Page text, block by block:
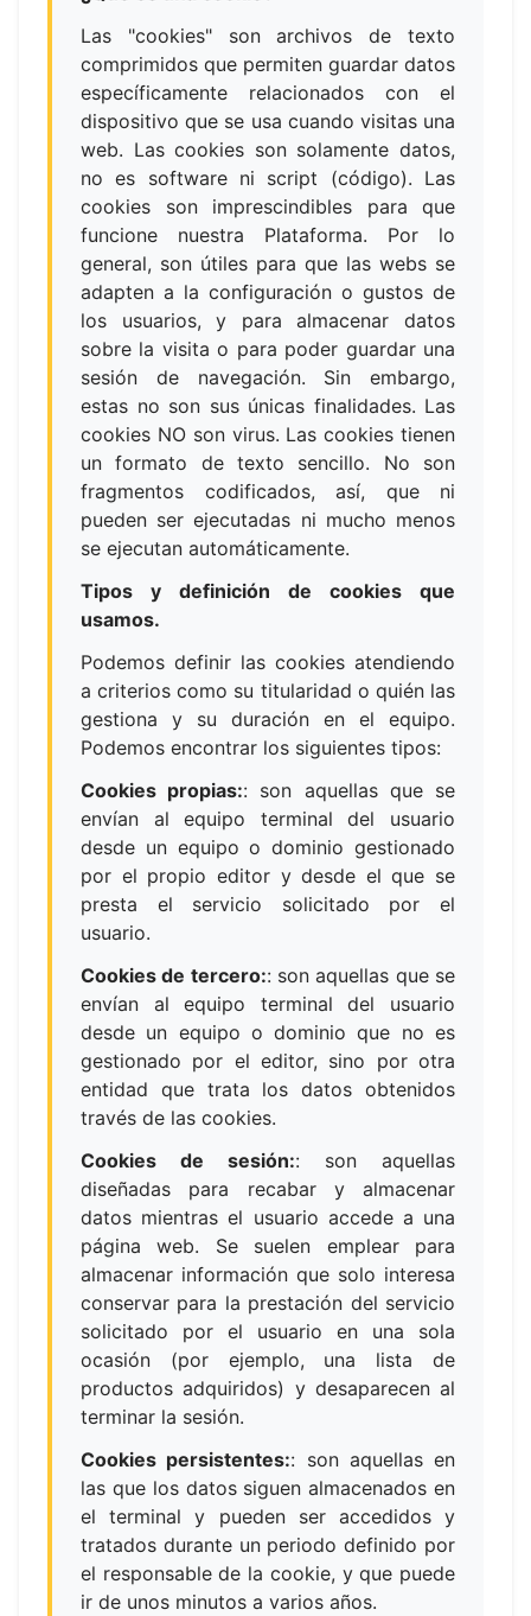
Las "cookies" son archivos de texto
comprimidos que permiten guardar datos
específicamente relacionados con el
dispositivo que se usa cuando visitas una
web. Las cookies son solamente datos,
no es software ni script (código). Las
cookies son imprescindibles para que
funcione nuestra Plataforma. Por lo
general, son útiles para que las webs se
adapten a la configuración o gustos de
los usuarios, y para almacenar datos
sobre la visita o para poder guardar una
sesión de navegación. Sin embargo,
estas no son sus únicas finalidades. Las
cookies NO son virus. Las cookies tienen
un formato de texto sencillo. No son
fragmentos codificados, así, que ni
pueden ser ejecutadas ni mucho menos
se ejecutan automáticamente.
Tipos y definición de cookies que
usamos.
Podemos definir las cookies atendiendo
a criterios como su titularidad o quién las
gestiona y su duración en el equipo.
Podemos encontrar los siguientes tipos:
Cookies propias:: son aquellas que se
envían al equipo terminal del usuario
desde un equipo o dominio gestionado
por el propio editor y desde el que se
presta el servicio solicitado por el
usuario.
Cookies de tercero:: son aquellas que se
envían al equipo terminal del usuario
desde un equipo o dominio que no es
gestionado por el editor, sino por otra
entidad que trata los datos obtenidos
través de las cookies.
Cookies de sesión:: son aquellas
diseñadas para recabar y almacenar
datos mientras el usuario accede a una
página web. Se suelen emplear para
almacenar información que solo interesa
conservar para la prestación del servicio
solicitado por el usuario en una sola
ocasión (por ejemplo, una lista de
productos adquiridos) y desaparecen al
terminar la sesión.
Cookies persistentes:: son aquellas en
las que los datos siguen almacenados en
el terminal y pueden ser accedidos y
tratados durante un periodo definido por
el responsable de la cookie, y que puede
ir de unos minutos a varios años.